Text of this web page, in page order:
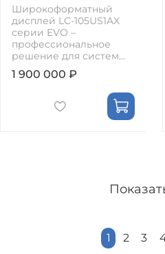
Широкоформатный
дисплей LC-105US1AX
серии EVO –
профессиональное
решение для систем...
1 900 000 ₽
1 2 3